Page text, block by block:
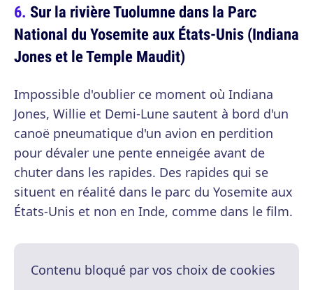
Sur la rivière Tuolumne dans la Parc
National du Yosemite aux États-Unis (Indiana
Jones et le Temple Maudit)
Impossible d'oublier ce moment où Indiana
Jones, Willie et Demi-Lune sautent à bord d'un
canoë pneumatique d'un avion en perdition
pour dévaler une pente enneigée avant de
chuter dans les rapides. Des rapides qui se
situent en réalité dans le parc du Yosemite aux
États-Unis et non en Inde, comme dans le film.
Contenu bloqué par vos choix de cookies